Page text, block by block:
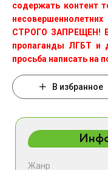
содержать контент
СТРОГО ЗАПРЕЩЕН!
пропаганды ЛГБТ и
просьба написать на
В избранное
Жанр